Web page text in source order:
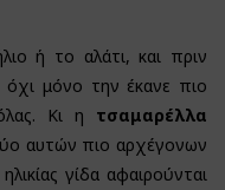
ή το αλάτι, και πριν
μόνο την έκανε πιο
Κι η τσαμαρέλλα
αυτών πιο αρχέγονων
γίδα αφαιρούνται